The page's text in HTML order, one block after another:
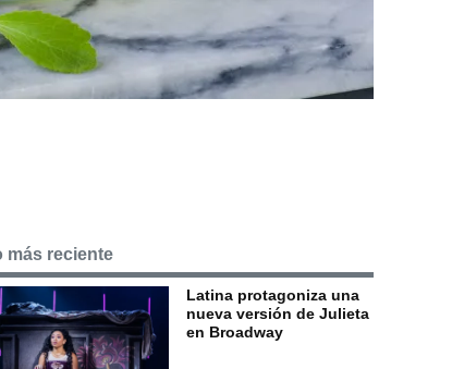
más reciente
Latina protagoniza una
nueva versión de Julieta
en Broadway